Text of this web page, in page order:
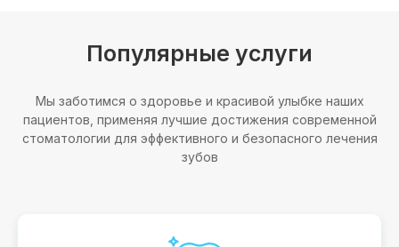
Популярные услуги
Мы заботимся о здоровье и красивой улыбке наших
пациентов, применяя лучшие достижения современной
стоматологии для эффективного и безопасного лечения
зубов